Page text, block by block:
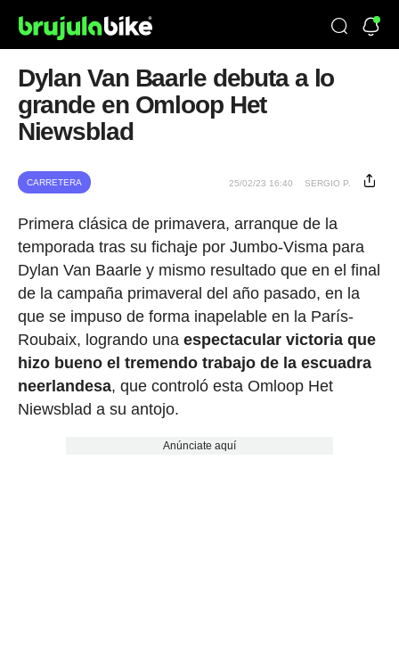
Dylan Van Baarle debuta a lo
grande en Omloop Het
Niewsblad
CARRETERA 25/02/23 16:40 SERGIO P.
Primera clásica de primavera, arranque de la
temporada tras su fichaje por Jumbo-Visma para
Dylan Van Baarle y mismo resultado que en el final
de la campaña primaveral del año pasado, en la
que se impuso de forma inapelable en la París-
Roubaix, logrando una espectacular victoria que
hizo bueno el tremendo trabajo de la escuadra
neerlandesa, que controló esta Omloop Het
Niewsblad a su antojo.
Anúnciate aquí